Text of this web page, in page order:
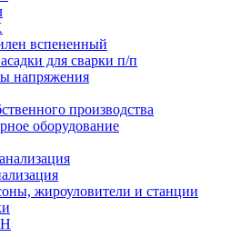
вспененный
для сварки п/п
напряжения
производства
оборудование
жироуловители и станции